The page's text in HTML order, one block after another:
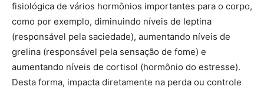
fisiológica de vários hormônios importantes para o corpo,
como por exemplo, diminuindo níveis de leptina
(responsável pela saciedade), aumentando níveis de
grelina (responsável pela sensação de fome) e
aumentando níveis de cortisol (hormônio do estresse).
Desta forma, impacta diretamente na perda ou controle